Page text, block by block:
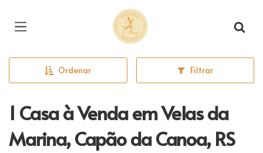
Página inicial
Ordenar Filtrar
1 Casa à Venda em Velas da
Marina, Capão da Canoa, RS